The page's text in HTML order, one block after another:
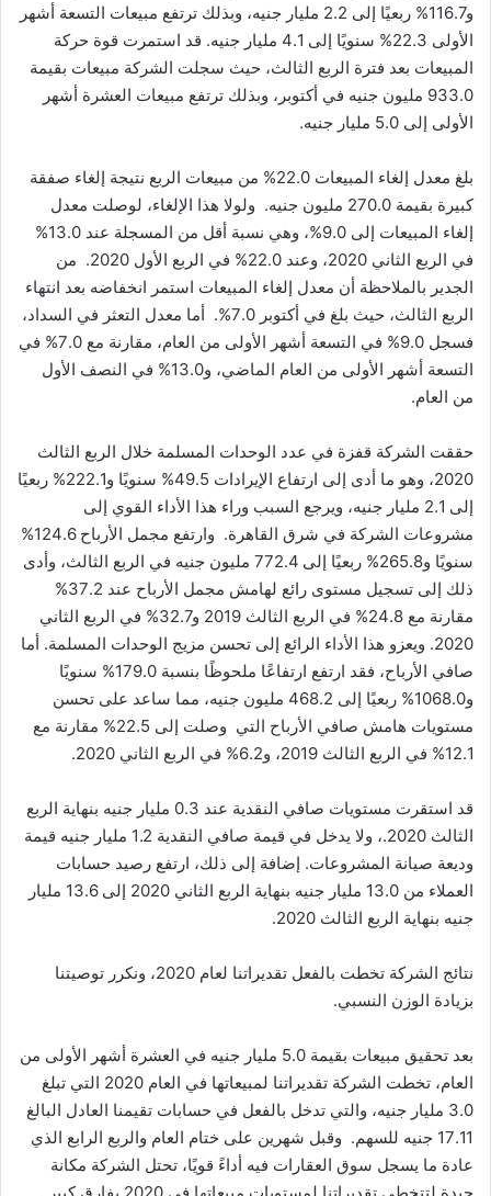
و116.7% ربعيًا إلى 2.2 مليار جنيه، وبذلك ترتفع مبيعات التسعة أشهر
الأولى 22.3% سنويًا إلى 4.1 مليار جنيه. قد استمرت قوة حركة
المبيعات بعد فترة الربع الثالث، حيث سجلت الشركة مبيعات بقيمة
933.0 مليون جنيه في أكتوبر، وبذلك ترتفع مبيعات العشرة أشهر
الأولى إلى 5.0 مليار جنيه.
بلغ معدل إلغاء المبيعات 22.0% من مبيعات الربع نتيجة إلغاء صفقة
كبيرة بقيمة 270.0 مليون جنيه. ولولا هذا الإلغاء، لوصلت معدل
إلغاء المبيعات إلى 9.0%، وهي نسبة أقل من المسجلة عند 13.0%
في الربع الثاني 2020، وعند 22.0% في الربع الأول 2020. من
الجدير بالملاحظة أن معدل إلغاء المبيعات استمر انخفاضه بعد انتهاء
الربع الثالث، حيث بلغ في أكتوبر 7.0%. أما معدل التعثر في السداد،
فسجل 9.0% في التسعة أشهر الأولى من العام، مقارنة مع 7.0% في
التسعة أشهر الأولى من العام الماضي، و13.0% في النصف الأول
من العام.
حققت الشركة قفزة في عدد الوحدات المسلمة خلال الربع الثالث
2020، وهو ما أدى إلى ارتفاع الإيرادات 49.5% سنويًا و222.1% ربعيًا
إلى 2.1 مليار جنيه، ويرجع السبب وراء هذا الأداء القوي إلى
مشروعات الشركة في شرق القاهرة. وارتفع مجمل الأرباح 124.6%
سنويًا و265.8% ربعيًا إلى 772.4 مليون جنيه في الربع الثالث، وأدى
ذلك إلى تسجيل مستوى رائع لهامش مجمل الأرباح عند 37.2%
مقارنة مع 24.8% في الربع الثالث 2019 و32.7% في الربع الثاني
2020. ويعزو هذا الأداء الرائع إلى تحسن مزيج الوحدات المسلمة. أما
صافي الأرباح، فقد ارتفع ارتفاعًا ملحوظًا بنسبة 179.0% سنويًا
و1068.0% ربعيًا إلى 468.2 مليون جنيه، مما ساعد على تحسن
مستويات هامش صافي الأرباح التي وصلت إلى 22.5% مقارنة مع
12.1% في الربع الثالث 2019، و6.2% في الربع الثاني 2020.
قد استقرت مستويات صافي النقدية عند 0.3 مليار جنيه بنهاية الربع
الثالث 2020.، ولا يدخل في قيمة صافي النقدية 1.2 مليار جنيه قيمة
وديعة صيانة المشروعات. إضافة إلى ذلك، ارتفع رصيد حسابات
العملاء من 13.0 مليار جنيه بنهاية الربع الثاني 2020 إلى 13.6 مليار
جنيه بنهاية الربع الثالث 2020.
نتائج الشركة تخطت بالفعل تقديراتنا لعام 2020، ونكرر توصيتنا
بزيادة الوزن النسبي.
بعد تحقيق مبيعات بقيمة 5.0 مليار جنيه في العشرة أشهر الأولى من
العام، تخطت الشركة تقديراتنا لمبيعاتها في العام 2020 التي تبلغ
3.0 مليار جنيه، والتي تدخل بالفعل في حسابات تقيمنا العادل البالغ
17.11 جنيه للسهم. وقبل شهرين على ختام العام والربع الرابع الذي
عادة ما يسجل سوق العقارات فيه أداءً قويًا، تحتل الشركة مكانة